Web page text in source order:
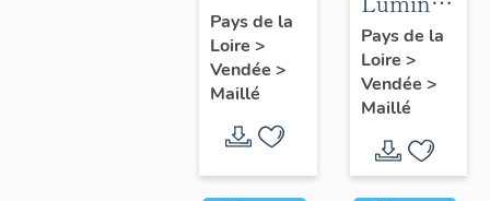
Vierge à
l'Enfant
ou
du
Rosaire
Pays de la
Loire >
Vendée >
Maillé
(2)
Pays de la
Loire >
Vendée >
Maillé